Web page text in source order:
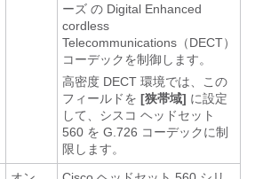
ーズ の Digital Enhanced
cordless
Telecommunications（DECT）
コーデックを制御します。
高密度 DECT 環境では、この
フィールドを [狭帯域] に設定
して、シスコ ヘッドセット
560 を G.726 コーデックに制
限します。